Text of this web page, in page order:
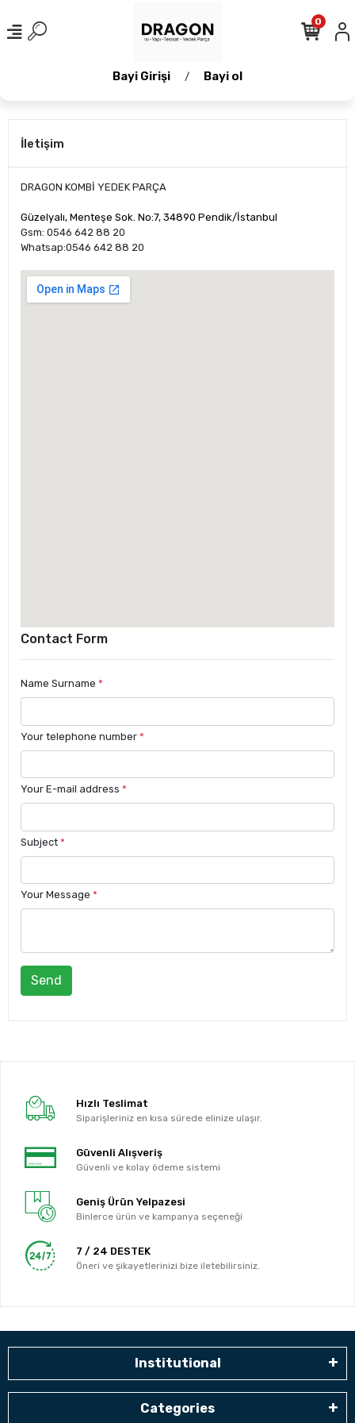
Bayi Girişi / Bayi ol
0
İletişim
DRAGON KOMBİ YEDEK PARÇA
Güzelyalı, Menteşe Sok. No:7, 34890 Pendik/İstanbul
Gsm: 0546 642 88 20
Whatsap:0546 642 88 20
Contact Form
Name Surname *
Your telephone number *
Your E-mail address *
Subject *
Your Message *
Send
Hızlı Teslimat
Siparişleriniz en kısa sürede elinize ulaşır.
Güvenli Alışveriş
Güvenli ve kolay ödeme sistemi
Geniş Ürün Yelpazesi
Binlerce ürün ve kampanya seçeneği
7 / 24 DESTEK
Öneri ve şikayetlerinizi bize iletebilirsiniz.
Institutional
Categories